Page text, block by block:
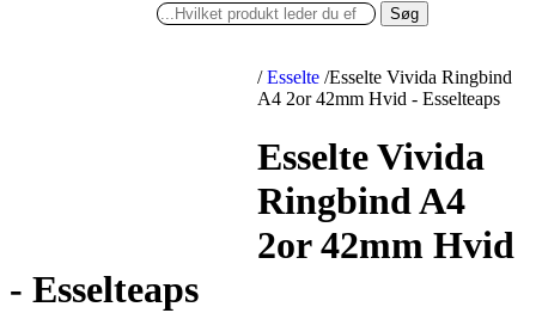
Søg
/ Esselte /Esselte Vivida Ringbind
A4 2or 42mm Hvid - Esselteaps
Esselte Vivida
Ringbind A4
2or 42mm Hvid
- Esselteaps